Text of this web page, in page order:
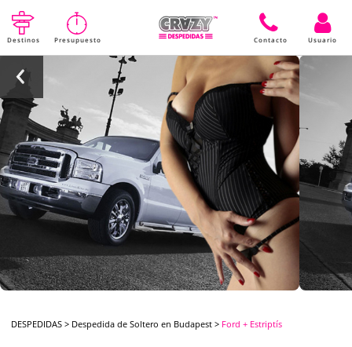
Destinos Presupuesto Contacto Usuario
DESPEDIDAS > Despedida de Soltero en Budapest > Ford + Estriptís